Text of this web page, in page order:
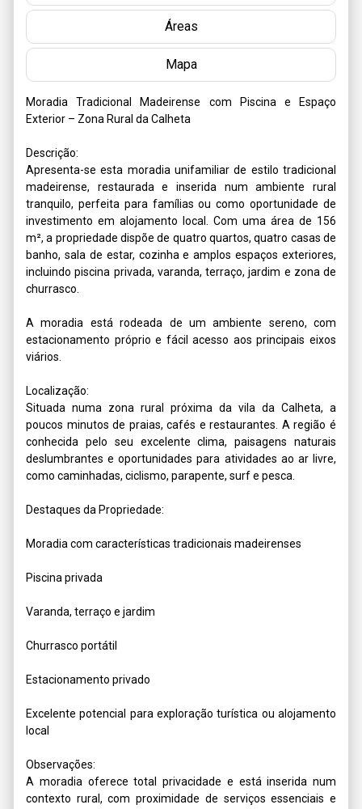
Áreas
Mapa
Moradia Tradicional Madeirense com Piscina e Espaço
Exterior – Zona Rural da Calheta
Descrição:
Apresenta-se esta moradia unifamiliar de estilo tradicional
madeirense, restaurada e inserida num ambiente rural
tranquilo, perfeita para famílias ou como oportunidade de
investimento em alojamento local. Com uma área de 156
m², a propriedade dispõe de quatro quartos, quatro casas de
banho, sala de estar, cozinha e amplos espaços exteriores,
incluindo piscina privada, varanda, terraço, jardim e zona de
churrasco.
A moradia está rodeada de um ambiente sereno, com
estacionamento próprio e fácil acesso aos principais eixos
viários.
Localização:
Situada numa zona rural próxima da vila da Calheta, a
poucos minutos de praias, cafés e restaurantes. A região é
conhecida pelo seu excelente clima, paisagens naturais
deslumbrantes e oportunidades para atividades ao ar livre,
como caminhadas, ciclismo, parapente, surf e pesca.
Destaques da Propriedade:
Moradia com características tradicionais madeirenses
Piscina privada
Varanda, terraço e jardim
Churrasco portátil
Estacionamento privado
Excelente potencial para exploração turística ou alojamento
local
Observações:
A moradia oferece total privacidade e está inserida num
contexto rural, com proximidade de serviços essenciais e